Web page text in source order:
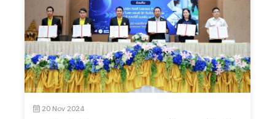
20 Nov 2024